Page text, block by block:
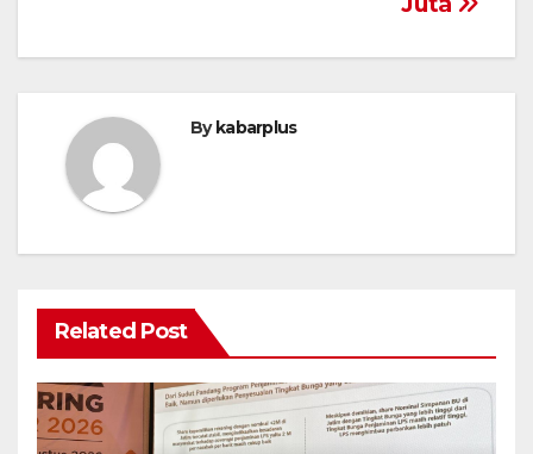
Bykabarplus
Related Post